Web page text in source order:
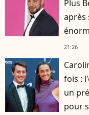
Plus
après
21:26
fois :
un
pour